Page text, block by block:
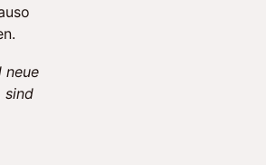
neue
sind